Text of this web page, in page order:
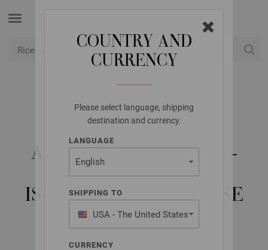
COUNTRY AND
CURRENCY
Please select language, shipping
destination and currency.
LANGUAGE
SHIPPING TO
USA - The United States
of America
CURRENCY
LANA GROSSA
LANA GROSSA
ACCESSOIRES NO. 20 -
RIVISTA TEDESCA +
ISTRUZIONI IN INGLESE
Autunno/Inverno 2020/21